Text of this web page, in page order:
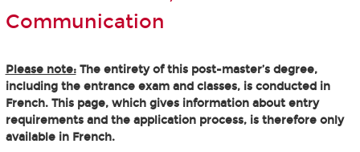
Communication
Please note:The entirety of this post-master’s degree,
including the entrance exam and classes, is conducted in
French. This page, which gives information about entry
requirements and the application process, is therefore only
available in French.